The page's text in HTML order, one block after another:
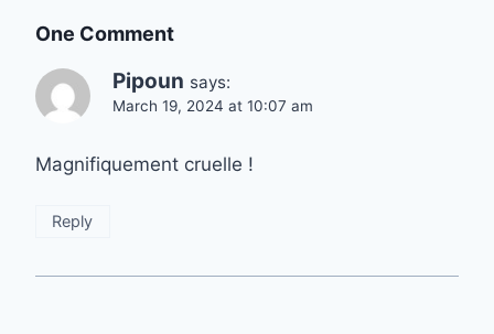
One Comment
Pipoun says:
March 19, 2024 at 10:07 am
Magnifiquement cruelle !
Reply